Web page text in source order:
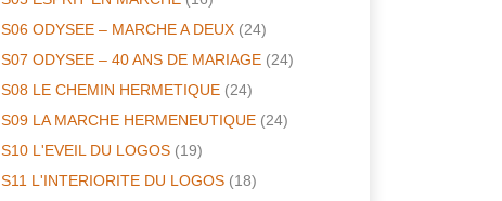
S06 ODYSEE – MARCHE A DEUX (24)
S07 ODYSEE – 40 ANS DE MARIAGE (24)
S08 LE CHEMIN HERMETIQUE (24)
S09 LA MARCHE HERMENEUTIQUE (24)
S10 L'EVEIL DU LOGOS (19)
S11 L'INTERIORITE DU LOGOS (18)